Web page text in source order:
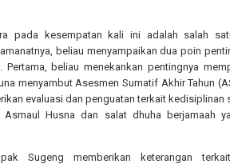
pada kesempatan kali ini adalah salah
beliau menyampaikan dua poin
beliau menekankan pentingnya
menyambut Asesmen Sumatif Akhir Tahun
evaluasi dan penguatan terkait
Asmaul Husna dan salat dhuha berjamaah
Sugeng memberikan keterangan